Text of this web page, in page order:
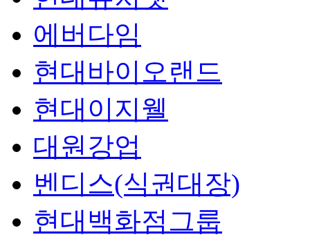
에버다임
현대바이오랜드
현대이지웰
대원강업
벤디스(식권대장)
현대백화점그룹